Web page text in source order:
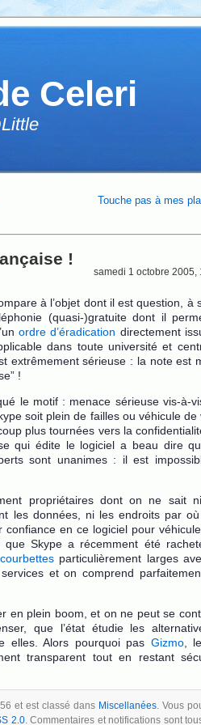
Celeri
Touche pas à mes
!
samedi 1 octobre 2005,
à l’objet dont il est question, à
(quasi-)gratuite dont il
ordre d’éradication directement
dans toute université et
extrêmement sérieuse : la note est
!
le motif : menace sérieuse vis-à-
soit plein de failles ou véhicule de
plus tournées vers la
qui édite le logiciel a beau dire
sont unanimes : il est
propriétaires dont on ne sait
les données, ni les endroits par
en ce logiciel pour
que Skype a récemment été
particulièrement larges
et on comprend
en plein boom, et on ne peut se
que l’état étudie les
elles. Alors pourquoi pas Gizmo,
transparent tout en restant
et est classé dans Miscellanées. Vous
2.0. Commentaires et notifications sont